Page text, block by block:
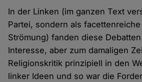
In der Linken (im ganzen Text
Partei, sondern als
Strömung) fanden diese
Interesse, aber zum damaligen
Religionskritik prinzipiell in den
linker Ideen und so war die